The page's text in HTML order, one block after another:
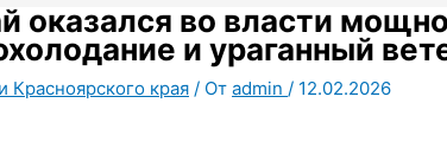
оказался во власти
и ураганный
Красноярского края / От admin / 12.02.2026